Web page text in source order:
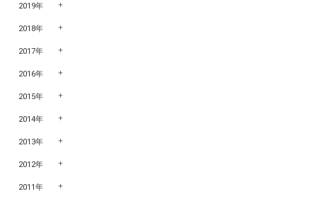
2019年
2018年
2017年
2016年
2015年
2014年
2013年
2012年
2011年